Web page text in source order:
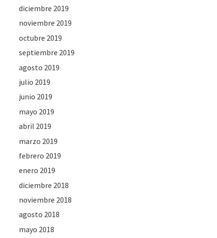
diciembre 2019
noviembre 2019
octubre 2019
septiembre 2019
agosto 2019
julio 2019
junio 2019
mayo 2019
abril 2019
marzo 2019
febrero 2019
enero 2019
diciembre 2018
noviembre 2018
agosto 2018
mayo 2018